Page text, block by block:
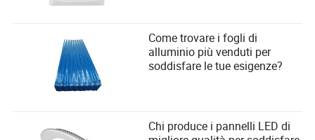
Come trovare i fogli di
alluminio più venduti per
soddisfare le tue esigenze?
Chi produce i pannelli LED di